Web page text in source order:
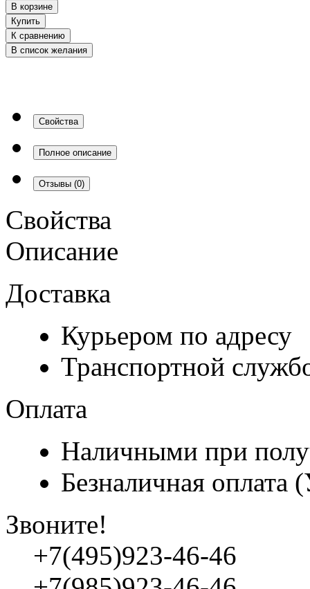
В корзине
Купить
К сравнению
В список желания
Свойства
Полное описание
Отзывы (0)
Свойства
Описание
Доставка
Курьером по адресу
Транспортной
Оплата
Наличными при
Безналичная
Звоните!
+7(495)923-46-46